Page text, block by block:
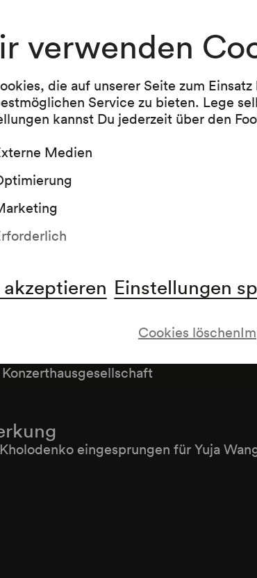
verwenden
die auf unserer Seite zum
Service zu bieten. Lege
kannst Du jederzeit über den
Medien
Einstellungen
Cookies löschen
Johannes
Herzlich tut
eingesprungen für Yuja